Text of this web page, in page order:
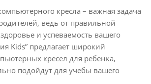
кресла – важная задача
ведь от правильной
и успеваемость вашего
Kids” предлагает широкий
кресел для ребенка,
подойдут для учебы вашего